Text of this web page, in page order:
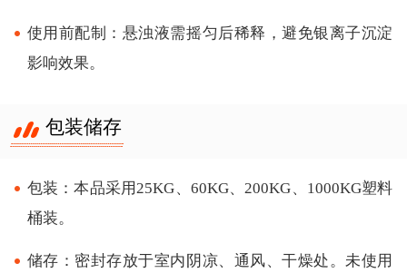
使用前配制：悬浊液需摇匀后稀释，避免银离子沉淀
影响效果。
包装储存
包装：本品采用25KG、60KG、200KG、1000KG塑料
桶装。
储存：密封存放于室内阴凉、通风、干燥处。未使用